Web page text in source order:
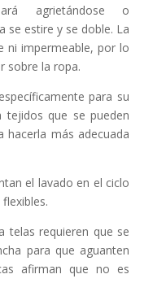
agrietándose o
se estire y se doble. La
ni impermeable, por lo
sobre la ropa.
para su
que se pueden
hacerla más adecuada
el lavado en el ciclo
telas requieren que se
para que aguanten
afirman que no es